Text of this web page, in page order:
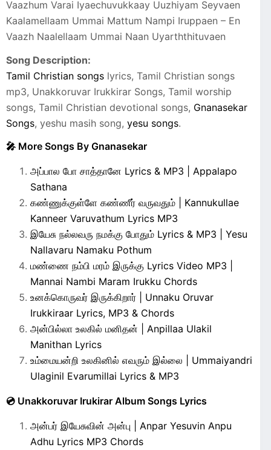
Vaazhum Varai Iyaechuvukkaay Uuzhiyam Seyvaen
Kaalamellaam Ummai Mattum Nampi Iruppaen – En
Vaazh Naalellaam Ummai Naan Uyarththituvaen
Song Description:
Tamil Christian songs lyrics, Tamil Christian songs
mp3, Unakkoruvar Irukkirar Songs, Tamil worship
songs, Tamil Christian devotional songs, Gnanasekar
Songs, yeshu masih song, yesu songs.
🎤 More Songs By Gnanasekar
அப்பால போ சாத்தானே Lyrics & MP3 | Appalapo
Sathana
கண்ணுக்குள்ளே கண்ணீர் வருவதும் | Kannukullae
Kanneer Varuvathum Lyrics MP3
இயேசு நல்லவரு நமக்கு போதும் Lyrics & MP3 | Yesu
Nallavaru Namaku Pothum
மண்ணை நம்பி மரம் இருக்கு Lyrics Video MP3 |
Mannai Nambi Maram Irukku Chords
உனக்கொருவர் இருக்கிறார் | Unnaku Oruvar
Irukkiraar Lyrics, MP3 & Chords
அன்பில்லா உலகில் மனிதன் | Anpillaa Ulakil
Manithan Lyrics
உம்மையன்றி உலகினில் எவரும் இல்லை | Ummaiyandri
Ulaginil Evarumillai Lyrics & MP3
💿 Unakkoruvar Irukirar Album Songs Lyrics
அன்பர் இயேசுவின் அன்பு | Anpar Yesuvin Anpu
Adhu Lyrics MP3 Chords